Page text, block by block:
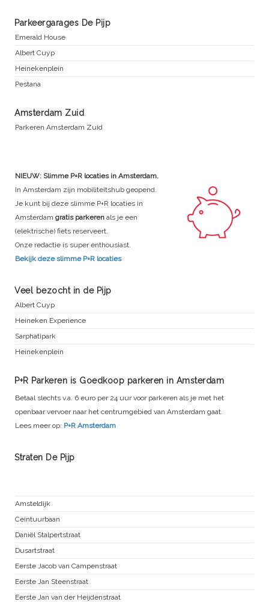
Parkeergarages De Pijp
Emerald House
Albert Cuyp
Heinekenplein
Pestana
Amsterdam Zuid
Parkeren Amsterdam Zuid
NIEUW: Slimme P+R locaties in Amsterdam.
In Amsterdam zijn mobiliteitshub geopend.
Je kunt bij deze slimme P+R locaties in
Amsterdam gratis parkeren als je een
(elektrische) fiets reserveert.
Onze redactie is super enthousiast.
Bekijk deze slimme P+R locaties
Veel bezocht in de Pijp
Albert Cuyp
Heineken Experience
Sarphatipark
Heinekenplein
P+R Parkeren is Goedkoop parkeren in Amsterdam
Betaal slechts v.a. 6 euro per 24 uur voor parkeren als je met het
openbaar vervoer naar het centrumgebied van Amsterdam gaat.
Lees meer op: P+R Amsterdam
Straten De Pijp
Amsteldijk
Ceintuurbaan
Daniël Stalpertstraat
Dusartstraat
Eerste Jacob van Campenstraat
Eerste Jan Steenstraat
Eerste Jan van der Heijdenstraat